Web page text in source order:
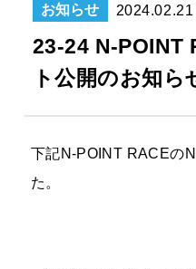
お知らせ 2024.02.21
23-24 N-
ト公開のお知ら
下記N-POINT RACEの
た。